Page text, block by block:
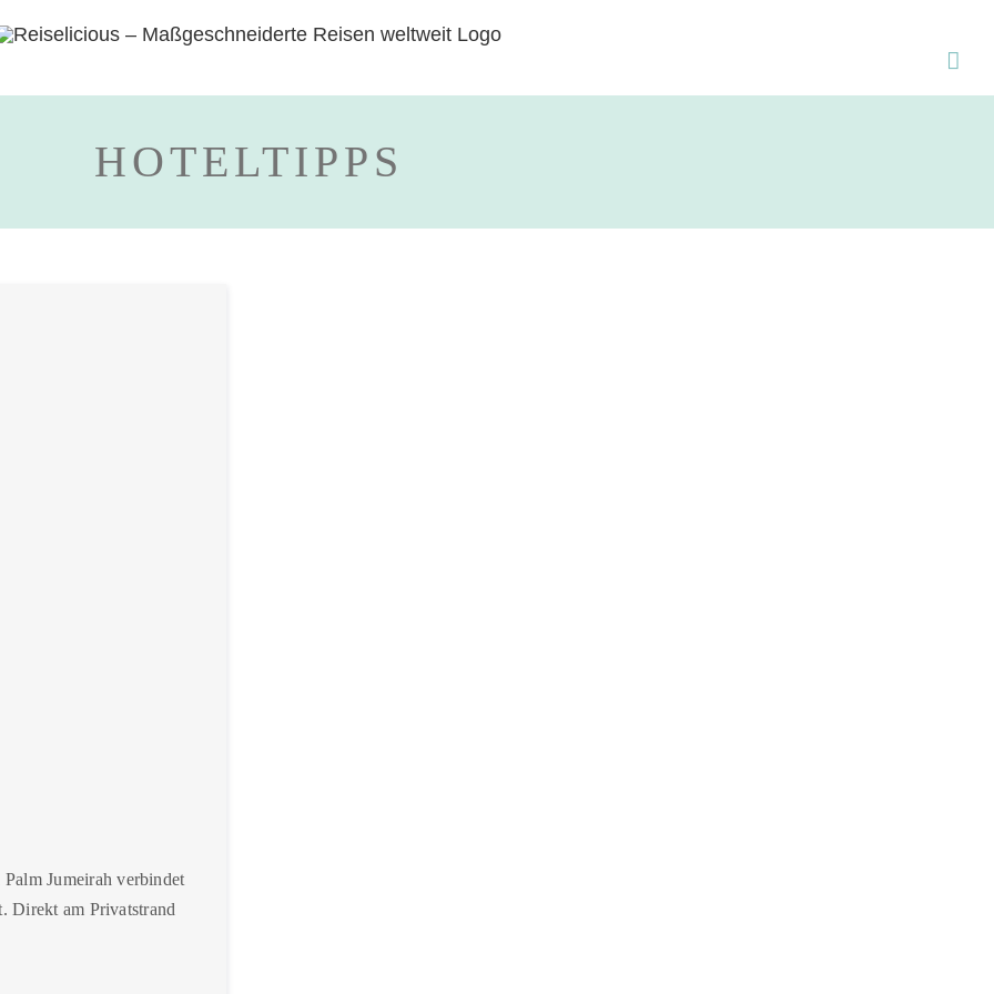
HOTELTIPPS
Jumeirah verbindet
Direkt am Privatstrand